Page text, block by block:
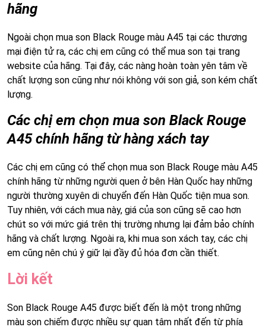
hãng
Ngoài chọn mua son Black Rouge màu A45 tại các thương
mại điện tử ra, các chị em cũng có thể mua son tại trang
website của hãng. Tại đây, các nàng hoàn toàn yên tâm về
chất lượng son cũng như nói không với son giả, son kém chất
lượng.
Các chị em chọn mua son Black Rouge
A45 chính hãng từ hàng xách tay
Các chị em cũng có thể chọn mua son Black Rouge màu A45
chính hãng từ những người quen ở bên Hàn Quốc hay những
người thường xuyên di chuyển đến Hàn Quốc tiện mua son.
Tuy nhiên, với cách mua này, giá của son cũng sẽ cao hơn
chút so với mức giá trên thị trường nhưng lại đảm bảo chính
hãng và chất lượng. Ngoài ra, khi mua son xách tay, các chị
em cũng nên chú ý giữ lại đầy đủ hóa đơn cần thiết.
Lời kết
Son Black Rouge A45 được biết đến là một trong những
màu son chiếm được nhiều sự quan tâm nhất đến từ phía